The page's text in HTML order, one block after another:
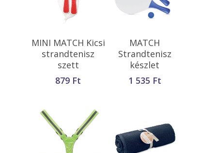
Opciók Választása
MINI MATCH Kicsi
strandtenisz
szett
879 Ft
Opciók Választása
MATCH
Strandtenisz
készlet
1 535 Ft